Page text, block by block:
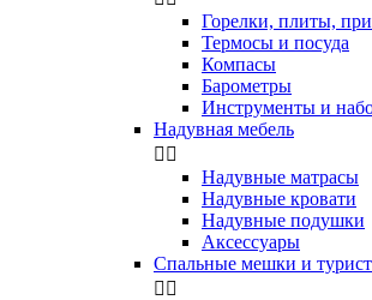
Горелки, плиты,
Термосы и посуда
Компасы
Бapoмeтpы
Инструменты и
Надувная мебель
 
Надувные матрасы
Надувные кровати
Надувные подушки
Аксессуары
Спальные мешки и
 